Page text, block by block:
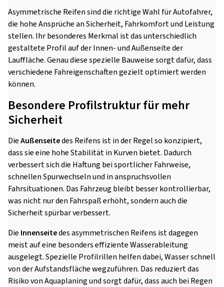
Asymmetrische Reifen sind die richtige Wahl für Autofahrer,
die hohe Ansprüche an Sicherheit, Fahrkomfort und Leistung
stellen. Ihr besonderes Merkmal ist das unterschiedlich
gestaltete Profil auf der Innen- und Außenseite der
Lauffläche. Genau diese spezielle Bauweise sorgt dafür, dass
verschiedene Fahreigenschaften gezielt optimiert werden
können.
Besondere Profilstruktur für mehr
Sicherheit
DieAußenseitedes Reifens ist in der Regel so konzipiert,
dass sie eine hohe Stabilität in Kurven bietet. Dadurch
verbessert sich die Haftung bei sportlicher Fahrweise,
schnellen Spurwechseln und in anspruchsvollen
Fahrsituationen. Das Fahrzeug bleibt besser kontrollierbar,
was nicht nur den Fahrspaß erhöht, sondern auch die
Sicherheit spürbar verbessert.
Die Innenseitedes asymmetrischen Reifens ist dagegen
meist auf eine besonders effiziente Wasserableitung
ausgelegt. Spezielle Profilrillen helfen dabei, Wasser schnell
von der Aufstandsfläche wegzuführen. Das reduziert das
Risiko von Aquaplaning und sorgt dafür, dass auch bei Regen